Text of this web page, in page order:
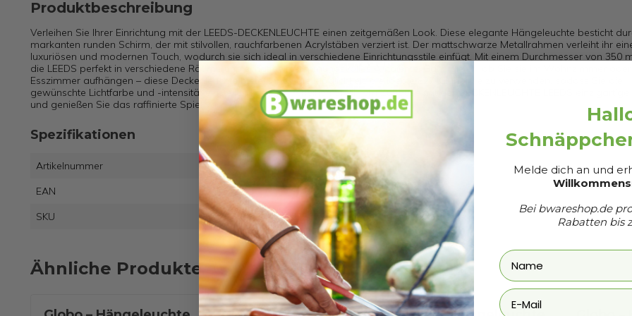
Produktbeschreibung
Verleihen Sie Ihrer Einrichtung mit der LEEDS-DECKENLEUCHTE einen zeitgemäßen Look. Diese elegante Hängeleuchte besticht
markanten runden Schirm, der mit stilvollen, rauchfarbenen Acrylstäben verziert ist. Der mattschwarze Metallrahmen verleiht ihr
luxuriösen und modernen Touch, wodurch sie sich ideal in verschiedene Einrichtungsstile einfügt. Mit einem Durchmesser von 350
die LEEDS perfekt in verschiedene Räume und schafft ein stimmungsvolles Ambiente. Ganz gleich, ob Sie sie im Wohnzimmer oder
Esszimmer aufhängen – diese Deckenleuchte bietet Ihnen die Möglichkeit, die ideale E27-Glühbirne zu verwenden, sodass Sie die
gewünschte Lichtfarbe und -intensität einstellen können. Verleihen Sie Ihrem Zuhause mit der DECKENLEUCHTE LEEDS einzigartige
und genießen Sie das raffinierte Spiel von Licht und Schatten.
Spezifikationen
Artikelnummer
EAN
9007371510856
SKU
27537827
Ähnliche Produkte
Melde dich an und
Beibwareshop.de
Rabatten bis